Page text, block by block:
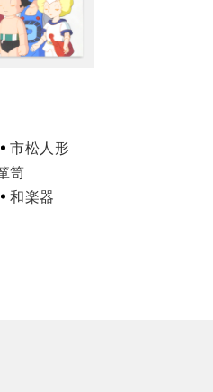
市松人形
笥
和楽器